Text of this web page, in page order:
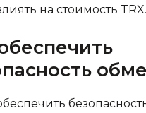
на стоимость TRX.